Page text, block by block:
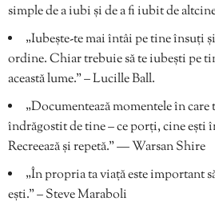
simple de a iubi și de a fi iubit de
„Iubește-te mai întâi pe tine însuți
ordine. Chiar trebuie să te iubești pe
această lume.” – Lucille Ball.
„Documentează momentele în care
îndrăgostit de tine – ce porți, cine ești
Recreează și repetă.” — Warsan Shire
„În propria ta viață este important
ești.” – Steve Maraboli